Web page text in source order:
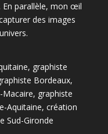
En parallèle, mon œil
des images
graphiste
Bordeaux,
graphiste
Aquitaine, création
Sud-Gironde